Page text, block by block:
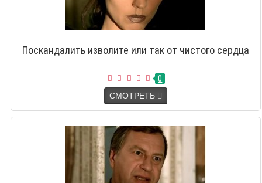
Поскандалить изволите или так от чистого сердца
0
СМОТРЕТЬ